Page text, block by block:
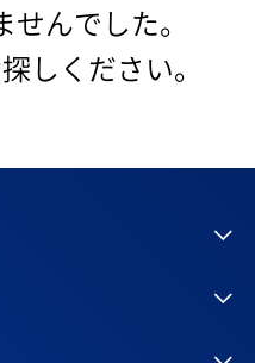
んでした。
しください。